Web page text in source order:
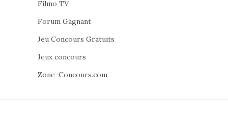
Filmo TV
Forum Gagnant
Jeu Concours Gratuits
Jeux concours
Zone-Concours.com